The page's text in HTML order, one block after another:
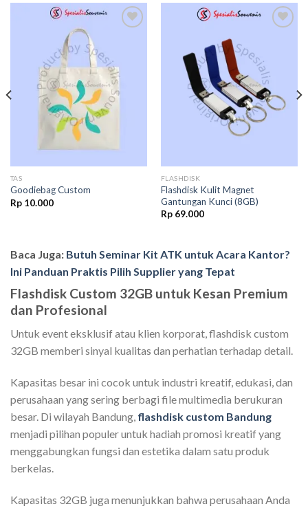
wishlist
TAS
Goodiebag Custom
Rp10.000
wishlist
FLASHDISK
Flashdisk Kulit Magnet
Gantungan Kunci (8GB)
Rp69.000
Baca Juga: Butuh Seminar Kit ATK untuk Acara Kantor?
Ini Panduan Praktis Pilih Supplier yang Tepat
Flashdisk Custom 32GB untuk Kesan Premium
dan Profesional
Untuk event eksklusif atau klien korporat, flashdisk custom
32GB memberi sinyal kualitas dan perhatian terhadap detail.
Kapasitas besar ini cocok untuk industri kreatif, edukasi, dan
perusahaan yang sering berbagi file multimedia berukuran
besar. Di wilayah Bandung, flashdisk custom Bandung
menjadi pilihan populer untuk hadiah promosi kreatif yang
menggabungkan fungsi dan estetika dalam satu produk
berkelas.
Kapasitas 32GB juga menunjukkan bahwa perusahaan Anda